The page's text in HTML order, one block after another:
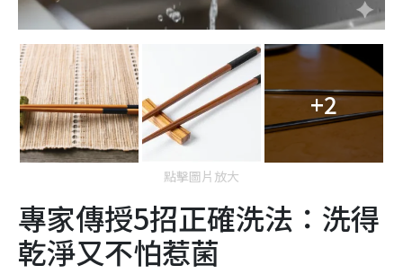
+2
點擊圖片放大
專家傳授5招正確洗法：洗得
乾淨又不怕惹菌